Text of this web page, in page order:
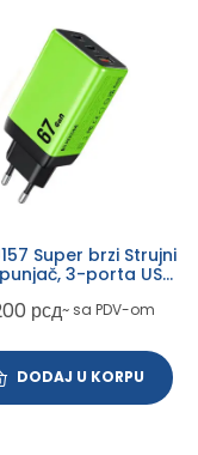
Super brzi Strujni
3-porta USB
zeleni
рсд~ sa PDV-om
DODAJ U KORPU